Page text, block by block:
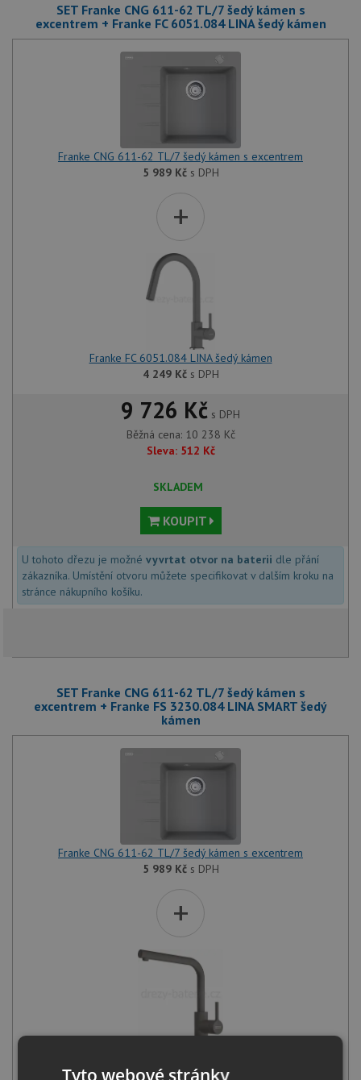
SET Franke CNG 611-62 TL/7 šedý kámen s
excentrem + Franke FC 6051.084 LINA šedý kámen
Franke CNG 611-62 TL/7 šedý kámen s excentrem
5 989 Kčs DPH
+
Franke FC 6051.084 LINA šedý kámen
4 249 Kčs DPH
9 726 Kč s DPH
Běžná cena: 10 238 Kč
Sleva: 512 Kč
SKLADEM
KOUPIT
U tohoto dřezu je možné vyvrtat otvor na baterii dle přání
zákazníka. Umístění otvoru můžete specifikovat v dalším kroku na
stránce nákupního košíku.
SET Franke CNG 611-62 TL/7 šedý kámen s
excentrem + Franke FS 3230.084 LINA SMART šedý
kámen
Franke CNG 611-62 TL/7 šedý kámen s excentrem
5 989 Kčs DPH
+
4 459 Kčs DPH
Tyto webové stránky